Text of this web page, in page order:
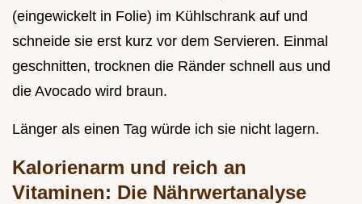
(eingewickelt in Folie) im Kühlschrank auf und
schneide sie erst kurz vor dem Servieren. Einmal
geschnitten, trocknen die Ränder schnell aus und
die Avocado wird braun.
Länger als einen Tag würde ich sie nicht lagern.
Kalorienarm und reich an
Vitaminen: Die Nährwertanalyse